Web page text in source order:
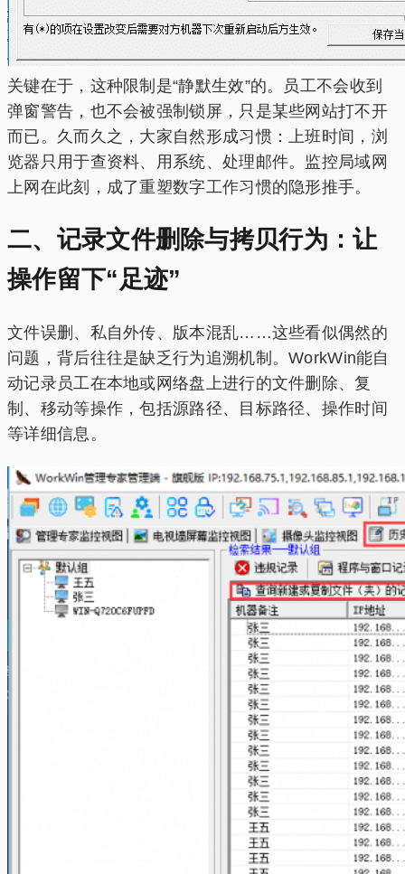
关键在于，这种限制是“静默生效”的。员工不会收到
弹窗警告，也不会被强制锁屏，只是某些网站打不开
而已。久而久之，大家自然形成习惯：上班时间，浏
览器只用于查资料、用系统、处理邮件。监控局域网
上网在此刻，成了重塑数字工作习惯的隐形推手。
二、记录文件删除与拷贝行为：让
操作留下“足迹”
文件误删、私自外传、版本混乱……这些看似偶然的
问题，背后往往是缺乏行为追溯机制。WorkWin能自
动记录员工在本地或网络盘上进行的文件删除、复
制、移动等操作，包括源路径、目标路径、操作时间
等详细信息。